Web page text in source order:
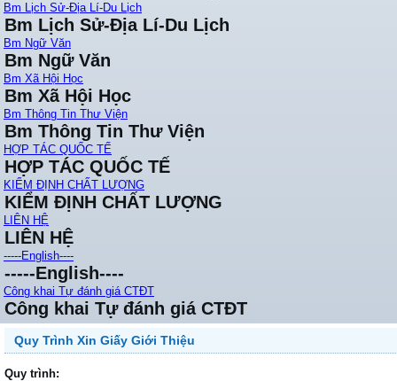
Bm Lịch Sử-Địa Lí-Du Lịch
Bm Lịch Sử-Địa Lí-Du Lịch
Bm Ngữ Văn
Bm Ngữ Văn
Bm Xã Hội Học
Bm Xã Hội Học
Bm Thông Tin Thư Viện
Bm Thông Tin Thư Viện
HỢP TÁC QUỐC TẾ
HỢP TÁC QUỐC TẾ
KIỂM ĐỊNH CHẤT LƯỢNG
KIỂM ĐỊNH CHẤT LƯỢNG
LIÊN HỆ
LIÊN HỆ
-----English----
-----English----
Công khai Tự đánh giá CTĐT
Công khai Tự đánh giá CTĐT
Quy Trình Xin Giấy Giới Thiệu
Quy trình: